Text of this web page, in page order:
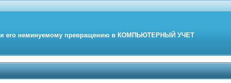
и его неминуемому превращению в КОМПЬЮТЕРНЫЙ УЧЕТ